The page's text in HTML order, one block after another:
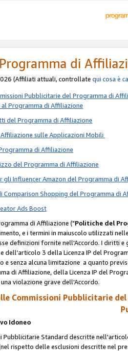
di
(Affiliati attuali, controllate qui cosa è
Pubblicitarie del Programma di
Programma di Affiliazione
del Programma di Affiliazione
sulle Applicazioni Mobili
di Affiliazione
del Programma di Affiliazione
gli Influencer Amazon del Programma di
Comparison Shopping del Programma di
Ads Boost
di Affiliazione ("Politiche del
e i termini in maiuscolo utilizzati
definizioni fornite nell'Accordo. I diritti
dell'articolo 3 della Licenza IP del
e senza alcuna limitazione a quanto
di Affiliazione, della Licenza IP del
violazione grave dell'Accordo.
Commissioni Pubblicitarie
Idoneo
Pubblicitarie Standard descritte
rispetto delle esclusioni descritte nel